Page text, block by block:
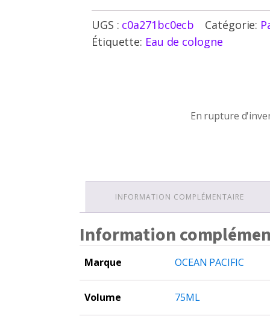
UGS : c0a271bc0ecb Catégorie:
Étiquette: Eau de cologne
En rupture
INFORMATION COMPLÉMENTAIRE
Information
Marque OCEAN PACIFIC
Volume 75ML